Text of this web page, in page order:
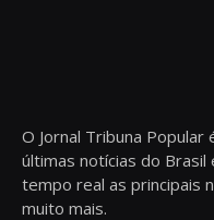
O Jornal Tribuna
últimas notícias do Brasil
tempo real as principais
muito mais.